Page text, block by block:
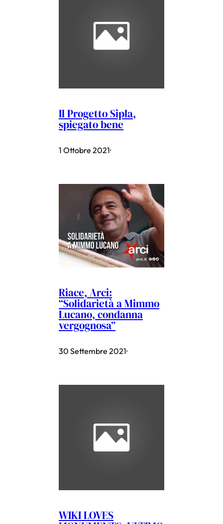
Il Progetto Sipla,
spiegato bene
1 Ottobre 2021·
Riace, Arci:
“Solidarietà a Mimmo
Lucano, condanna
vergognosa”
30 Settembre 2021·
WIKI LOVES